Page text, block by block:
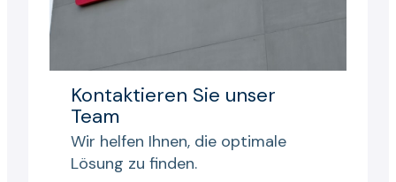
Kontaktieren Sie unser
Team
Wir helfen Ihnen, die optimale
Lösung zu finden.